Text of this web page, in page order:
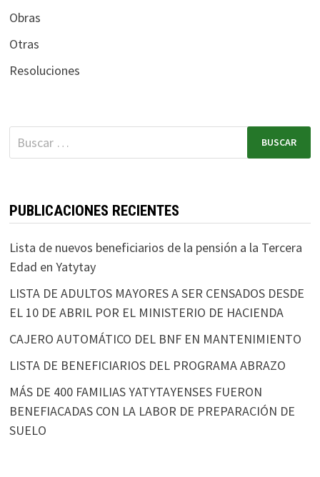
Obras
Otras
Resoluciones
PUBLICACIONES RECIENTES
Lista de nuevos beneficiarios de la pensión a la Tercera
Edad en Yatytay
LISTA DE ADULTOS MAYORES A SER CENSADOS DESDE
EL 10 DE ABRIL POR EL MINISTERIO DE HACIENDA
CAJERO AUTOMÁTICO DEL BNF EN MANTENIMIENTO
LISTA DE BENEFICIARIOS DEL PROGRAMA ABRAZO
MÁS DE 400 FAMILIAS YATYTAYENSES FUERON
BENEFIACADAS CON LA LABOR DE PREPARACIÓN DE
SUELO